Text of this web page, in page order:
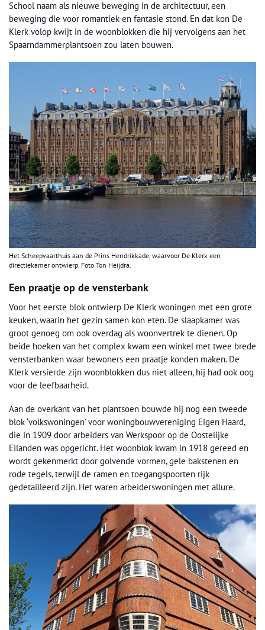
School naam als nieuwe beweging in de architectuur, een
beweging die voor romantiek en fantasie stond. En dat kon De
Klerk volop kwijt in de woonblokken die hij vervolgens aan het
Spaarndammerplantsoen zou laten bouwen.
Het Scheepvaarthuis aan de Prins Hendrikkade, waarvoor De Klerk een
directiekamer ontwierp. Foto Ton Heijdra.
Een praatje op de vensterbank
Voor het eerste blok ontwierp De Klerk woningen met een grote
keuken, waarin het gezin samen kon eten. De slaapkamer was
groot genoeg om ook overdag als woonvertrek te dienen. Op
beide hoeken van het complex kwam een winkel met twee brede
vensterbanken waar bewoners een praatje konden maken. De
Klerk versierde zijn woonblokken dus niet alleen, hij had ook oog
voor de leefbaarheid.
Aan de overkant van het plantsoen bouwde hij nog een tweede
blok ‘volkswoningen’ voor woningbouwvereniging Eigen Haard,
die in 1909 door arbeiders van Werkspoor op de Oostelijke
Eilanden was opgericht. Het woonblok kwam in 1918 gereed en
wordt gekenmerkt door golvende vormen, gele bakstenen en
rode tegels, terwijl de ramen en toegangspoorten rijk
gedetailleerd zijn. Het waren arbeiderswoningen met allure.